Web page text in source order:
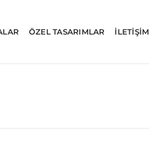
ÖZEL TASARIMLAR İLETİŞİM